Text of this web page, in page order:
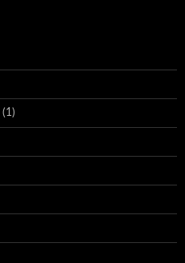
(1)